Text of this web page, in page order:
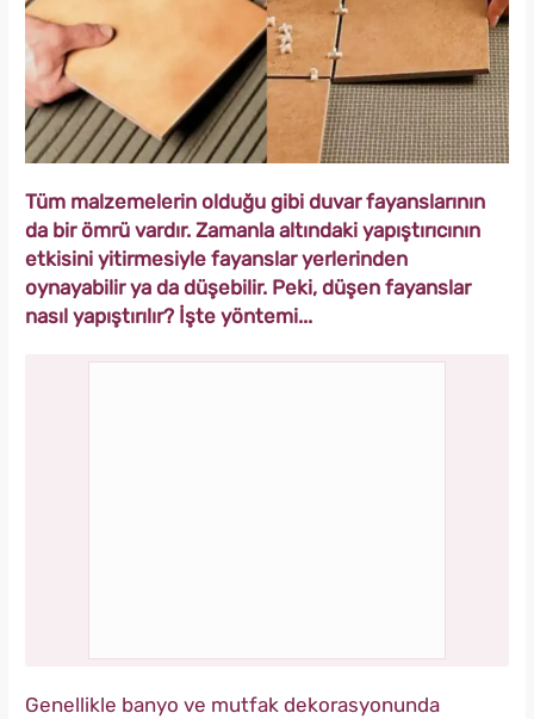
Tüm malzemelerin olduğu gibi duvar fayanslarının
da bir ömrü vardır. Zamanla altındaki yapıştırıcının
etkisini yitirmesiyle fayanslar yerlerinden
oynayabilir ya da düşebilir. Peki, düşen fayanslar
nasıl yapıştırılır? İşte yöntemi...
Genellikle banyo ve mutfak dekorasyonunda